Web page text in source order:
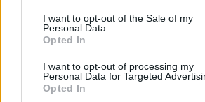
I want to opt-out of the Sale of my
Personal Data.
Opted In
I want to opt-out of processing my
Personal Data for Targeted
Opted In
tartozik, melynek olvasása
regisztrációhoz kötött.
Portfolio.hu teljes cikkarchívum
Kötéslisták: BÉT elmúlt 2 év